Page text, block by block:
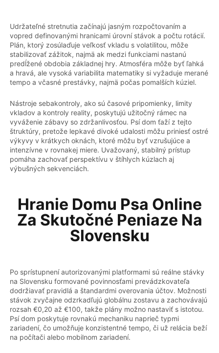
Udržateľné stretnutia začínajú jasným rozpočtovaním a
vopred definovanými hranicami úrovní stávok a počtu rotácií.
Plán, ktorý zosúlaďuje veľkosť vkladu s volatilitou, môže
stabilizovať zážitok, najmä ak medzi funkciami nastanú
predĺžené obdobia základnej hry. Atmosféra môže byť ľahká
a hravá, ale vysoká variabilita matematiky si vyžaduje merané
tempo a včasné prestávky, najmä počas pomalších kúziel.
Nástroje sebakontroly, ako sú časové pripomienky, limity
vkladov a kontroly reality, poskytujú užitočný rámec na
vyváženie zábavy so zdržanlivosťou. Psí dom ťaží z tejto
štruktúry, pretože lepkavé divoké udalosti môžu priniesť ostré
výkyvy v krátkych oknách, ktoré môžu byť vzrušujúce a
intenzívne v rovnakej miere. Uvažovaný, stabilný prístup
pomáha zachovať perspektívu v štíhlych kúzlach aj
výbušných sekvenciách.
Hranie Domu Psa Online
Za Skutočné Peniaze Na
Slovensku
Po sprístupnení autorizovanými platformami sú reálne stávky
na Slovensku formované povinnosťami prevádzkovateľa
dodržiavať pravidlá a štandardmi overovania účtov. Možnosti
stávok zvyčajne odzrkadľujú globálnu zostavu a zachovávajú
rozsah €0,20 až €100, takže plány možno nastaviť s istotou.
Psí dom poskytuje rovnakú mechaniku naprieč typmi
zariadení, čo umožňuje konzistentné tempo, či už relácia beží
na počítači alebo mobilnom zariadení.